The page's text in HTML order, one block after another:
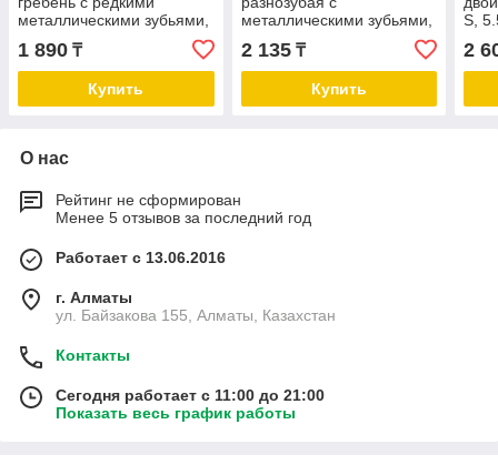
металлическими зубьями,
4×21 см
1 890 ₸
Купить
металлическими зубьями,
5.2×21 см
2 135₸
Купить
S,
2
О нас
Рейтинг не сформирован
Менее 5 отзывов за последний год
Работает с 13.06.2016
г. Алматы
ул. Байзакова 155, Алматы, Казахстан
Контакты
Сегодня работает с 11:00 до 21:00
Показать весь график работы